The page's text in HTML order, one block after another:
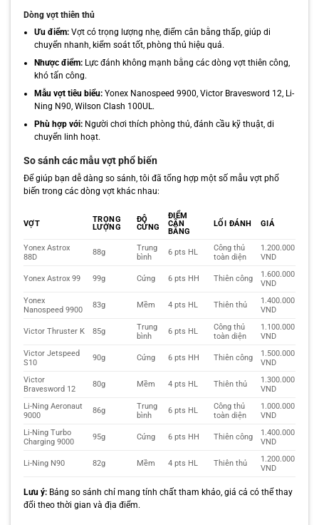
Dòng vợt thiên thủ
Ưu điểm:Vợt có trọng lượng nhẹ, điểm cân bằng thấp, giúp di
chuyển nhanh, kiểm soát tốt, phòng thủ hiệu quả.
Nhược điểm:Lực đánh không mạnh bằng các dòng vợt thiên công,
khó tấn công.
Mẫu vợt tiêu biểu:Yonex Nanospeed 9900, Victor Bravesword 12, Li-
Ning N90, Wilson Clash 100UL.
Phù hợp với:Người chơi thích phòng thủ, đánh cầu kỹ thuật, di
chuyển linh hoạt.
So sánh các mẫu vợt phổ biến
Để giúp bạn dễ dàng so sánh, tôi đã tổng hợp một số mẫu vợt phổ
biến trong các dòng vợt khác nhau:
VỢT
TRỌNG
LƯỢNG
ĐỘ
CỨNG
ĐIỂM
CÂN
BẰNG
LỐI ĐÁNH GIÁ
Yonex Astrox
88D
88g
Trung
bình
6 pts HL
Công thủ
toàn diện
1.200.000
VND
Yonex Astrox 99 99g Cứng 6 pts HH Thiên công
1.600.000
VND
Yonex
Nanospeed 9900
83g Mềm 4 pts HL Thiên thủ
1.400.000
VND
Victor Thruster K 85g
Trung
bình
6 pts HL
Công thủ
toàn diện
1.100.000
VND
Victor Jetspeed
S10
90g Cứng 6 pts HH Thiên công
1.500.000
VND
Victor
Bravesword 12
80g Mềm 4 pts HL Thiên thủ
1.300.000
VND
Li-Ning Aeronaut
9000
86g
Trung
bình
6 pts HL
Công thủ
toàn diện
1.000.000
VND
Li-Ning Turbo
Charging 9000
95g Cứng 6 pts HH Thiên công
1.400.000
VND
Li-Ning N90 82g Mềm 4 pts HL Thiên thủ
1.200.000
VND
Lưu ý:Bảng so sánh chỉ mang tính chất tham khảo, giá cả có thể thay
đổi theo thời gian và địa điểm.